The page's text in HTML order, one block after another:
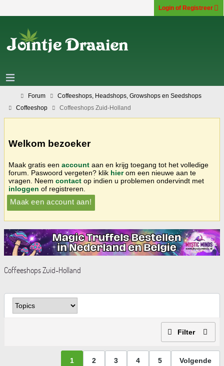
Login of Registreer
Forum
Coffeeshops, Headshops, Growshops en Seedshops
Coffeeshop
Coffeeshops Zuid-Holland
Welkom bezoeker
Maak gratis een account aan en krijg toegang tot het volledige
forum. Paswoord vergeten? klik hierom een nieuwe aan te
vragen. Neem contact op indien u problemen ondervindt met
inloggen of registreren.
Maak een account aan!
Coffeeshops Zuid-Holland
Filter
1 2 3 4 5 Volgende